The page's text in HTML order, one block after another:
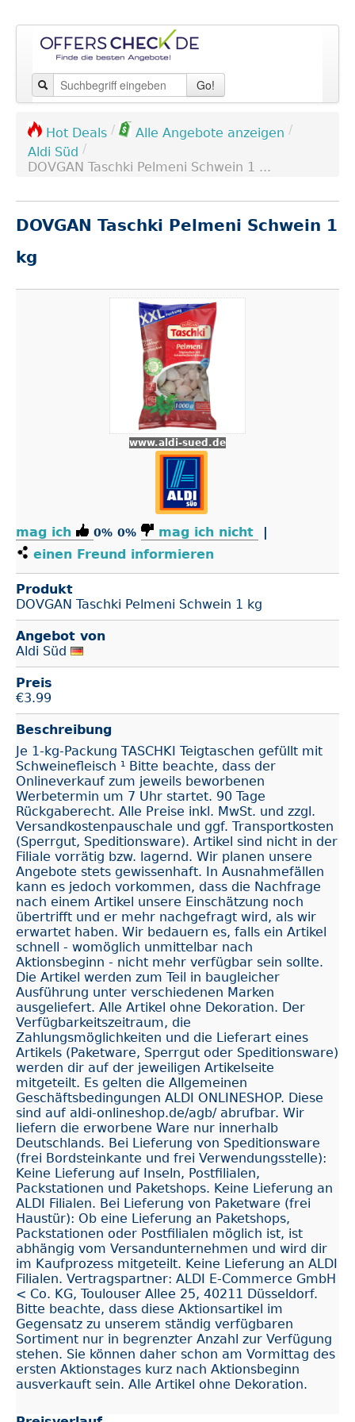
Go!
Hot Deals / Alle Angebote anzeigen /
Aldi Süd /
DOVGAN Taschki Pelmeni Schwein 1 ...
DOVGAN Taschki Pelmeni Schwein 1
kg
www.aldi-sued.de
mag ich 0% 0% mag ich nicht
|
einen Freund informieren
Produkt
DOVGAN Taschki Pelmeni Schwein 1 kg
Angebot von
Aldi Süd
Preis
€3.99
Beschreibung
Je 1-kg-Packung TASCHKI Teigtaschen gefüllt mit
Schweinefleisch ¹ Bitte beachte, dass der
Onlineverkauf zum jeweils beworbenen
Werbetermin um 7 Uhr startet. 90 Tage
Rückgaberecht. Alle Preise inkl. MwSt. und zzgl.
Versandkostenpauschale und ggf. Transportkosten
(Sperrgut, Speditionsware). Artikel sind nicht in der
Filiale vorrätig bzw. lagernd. Wir planen unsere
Angebote stets gewissenhaft. In Ausnahmefällen
kann es jedoch vorkommen, dass die Nachfrage
nach einem Artikel unsere Einschätzung noch
übertrifft und er mehr nachgefragt wird, als wir
erwartet haben. Wir bedauern es, falls ein Artikel
schnell - womöglich unmittelbar nach
Aktionsbeginn - nicht mehr verfügbar sein sollte.
Die Artikel werden zum Teil in baugleicher
Ausführung unter verschiedenen Marken
ausgeliefert. Alle Artikel ohne Dekoration. Der
Verfügbarkeitszeitraum, die
Zahlungsmöglichkeiten und die Lieferart eines
Artikels (Paketware, Sperrgut oder Speditionsware)
werden dir auf der jeweiligen Artikelseite
mitgeteilt. Es gelten die Allgemeinen
Geschäftsbedingungen ALDI ONLINESHOP. Diese
sind auf aldi-onlineshop.de/agb/ abrufbar. Wir
liefern die erworbene Ware nur innerhalb
Deutschlands. Bei Lieferung von Speditionsware
(frei Bordsteinkante und frei Verwendungsstelle):
Keine Lieferung auf Inseln, Postfilialen,
Packstationen und Paketshops. Keine Lieferung an
ALDI Filialen. Bei Lieferung von Paketware (frei
Haustür): Ob eine Lieferung an Paketshops,
Packstationen oder Postfilialen möglich ist, ist
abhängig vom Versandunternehmen und wird dir
im Kaufprozess mitgeteilt. Keine Lieferung an ALDI
Filialen. Vertragspartner: ALDI E-Commerce GmbH
< Co. KG, Toulouser Allee 25, 40211 Düsseldorf.
Bitte beachte, dass diese Aktionsartikel im
Gegensatz zu unserem ständig verfügbaren
Sortiment nur in begrenzter Anzahl zur Verfügung
stehen. Sie können daher schon am Vormittag des
ersten Aktionstages kurz nach Aktionsbeginn
ausverkauft sein. Alle Artikel ohne Dekoration.